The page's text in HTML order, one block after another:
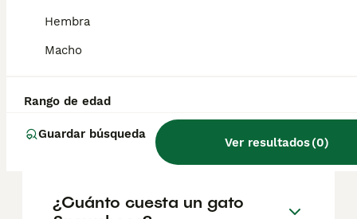
Hembra
Macho
Rango de edad
Guardar búsqueda
Ver resultados(0)
La cabeza tiene forma de triángulo
inclinados, y las orejas, bastante separadas,
¿El gato Snowshoe es de
raza pura?
¿Cuánto cuesta un gato